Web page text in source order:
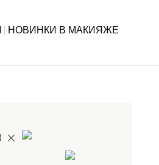
НОВИНКИ В МАКИЯЖЕ